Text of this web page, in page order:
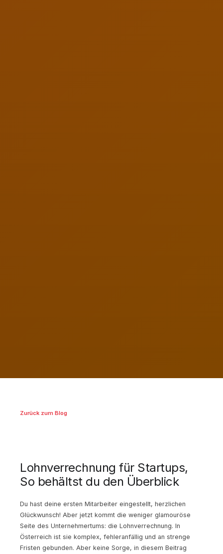
Zurück zum Blog
Lohnverrechnung für Startups,
So behältst du den Überblick
Du hast deine ersten Mitarbeiter eingestellt, herzlichen
Glückwunsch! Aber jetzt kommt die weniger glamouröse
Seite des Unternehmertums: die Lohnverrechnung. In
Österreich ist sie komplex, fehleranfällig und an strenge
Fristen gebunden. Aber keine Sorge, in diesem Beitrag